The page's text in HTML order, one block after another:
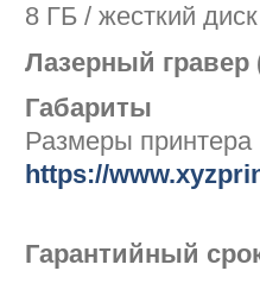
8 ГБ / жесткий
Лазерный гравер
Габариты
Размеры
https://
Гарантийный